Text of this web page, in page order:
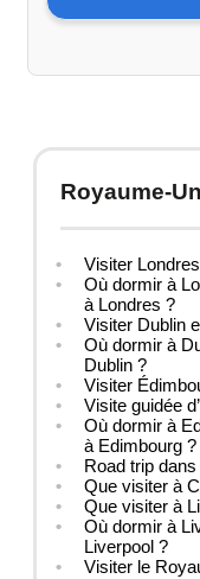
Royaume-
Visiter Londres
Où dormir à
à Londres ?
Visiter Dublin
Où dormir à
Dublin ?
Visiter
Visite guidée
Où dormir à
à Edimbourg ?
Road trip
Que visiter à
Que visiter à
Où dormir à
Liverpool ?
Visiter le